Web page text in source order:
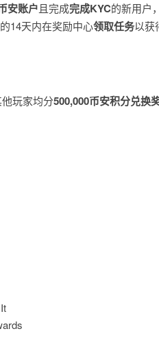
安账户且完成完成KYC的新用户
14天内在奖励中心领取任务以获
玩家均分500,000币安积分兑换